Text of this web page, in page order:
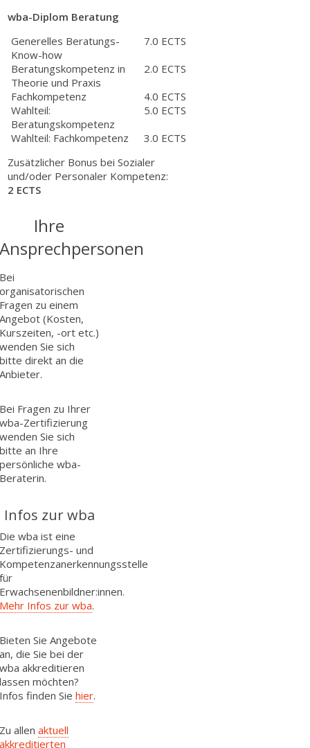
wba-Diplom Beratung
Generelles Beratungs-
Know-how
7.0 ECTS
Beratungskompetenz in
Theorie und Praxis
2.0 ECTS
Fachkompetenz
4.0 ECTS
Wahlteil:
Beratungskompetenz
5.0 ECTS
Wahlteil: Fachkompetenz
3.0 ECTS
Zusätzlicher Bonus bei Sozialer
und/oder Personaler Kompetenz:
2 ECTS
Ihre
Ansprechpersonen
Bei
organisatorischen
Fragen zu einem
Angebot (Kosten,
Kurszeiten, -ort etc.)
wenden Sie sich
bitte direkt an die
Anbieter.
Bei Fragen zu Ihrer
wba-Zertifizierung
wenden Sie sich
bitte an Ihre
persönliche wba-
Beraterin.
Infos zur wba
Die wba ist eine
Zertifizierungs- und
Kompetenzanerkennungsstelle
für
Erwachsenenbildner:innen.
Mehr Infos zur wba.
Bieten Sie Angebote
an, die Sie bei der
wba akkreditieren
lassen möchten?
Infos finden Siehier.
Zu allenaktuell
akkreditierten